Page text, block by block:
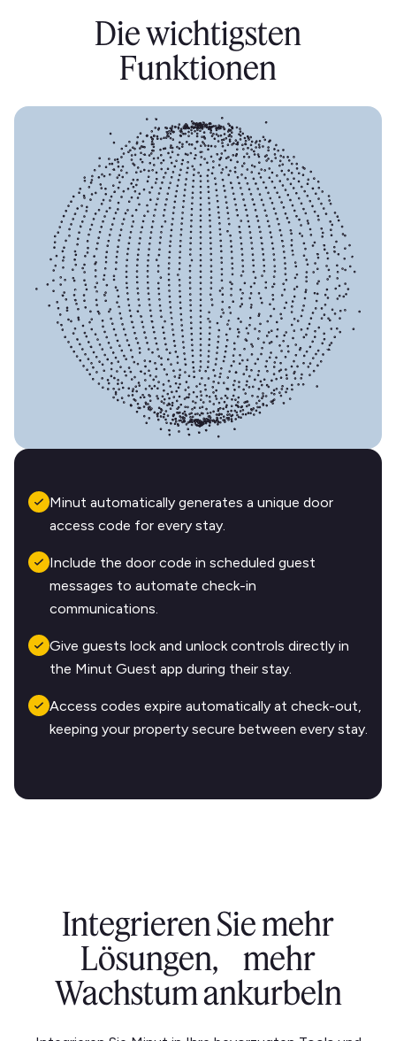
Die wichtigsten
Funktionen
Minut automatically generates a unique door
access code for every stay.
Include the door code in scheduled guest
messages to automate check-in
communications.
Give guests lock and unlock controls directly in
the Minut Guest app during their stay.
Access codes expire automatically at check-out,
keeping your property secure between every stay.
Integrieren Sie mehr
Lösungen, mehr
Wachstum ankurbeln